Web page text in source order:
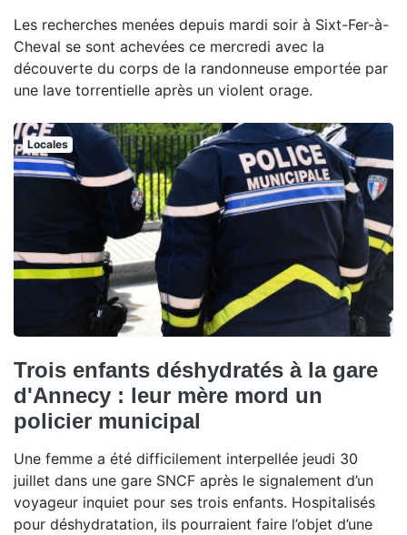
Les recherches menées depuis mardi soir à Sixt-Fer-à-
Cheval se sont achevées ce mercredi avec la
découverte du corps de la randonneuse emportée par
une lave torrentielle après un violent orage.
Locales
Trois enfants déshydratés à la gare
d'Annecy : leur mère mord un
policier municipal
Une femme a été difficilement interpellée jeudi 30
juillet dans une gare SNCF après le signalement d’un
voyageur inquiet pour ses trois enfants. Hospitalisés
pour déshydratation, ils pourraient faire l’objet d’une